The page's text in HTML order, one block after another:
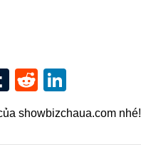
TumblrReddit
showbizchaua.com nhé!